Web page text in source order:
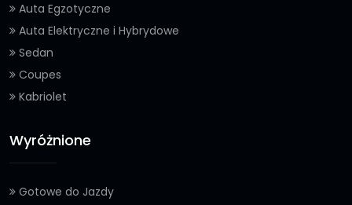
Auta Egzotyczne
Auta Elektryczne i Hybrydowe
Sedan
Coupes
Kabriolet
Wyróżnione
Gotowe do Jazdy